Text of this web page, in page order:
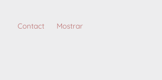
Mostrar
Contact